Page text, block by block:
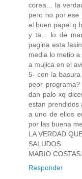
corea... la
pero no por ese
el buen papel q
y ta... lo de
pagina esta
media lo metio
a mujica en el
5- con la
peor
dan palo xq
estan prendidos
a uno de ellos
por las buena
LA VERDAD
SALUDOS
MARIO COSTAS
Responder